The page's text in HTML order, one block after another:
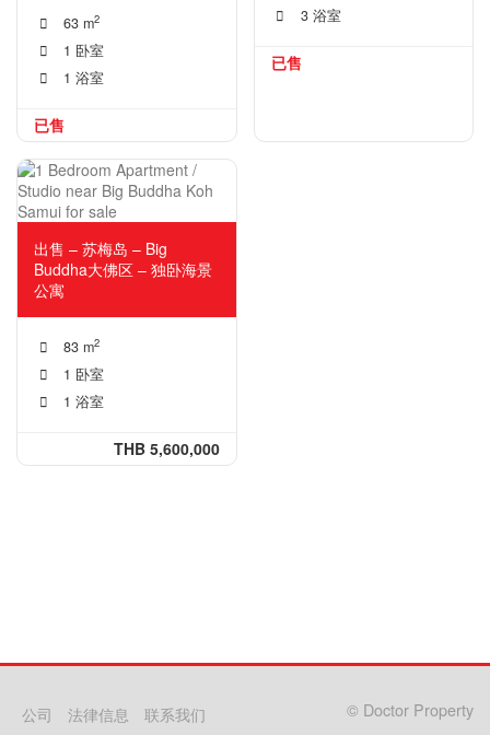
63 m2
1 卧室
1 浴室
已售
3 浴室
已售
出售 – 苏梅岛 – Big
Buddha大佛区 – 独卧海景
公寓
83 m2
1 卧室
1 浴室
THB 5,600,000
公司 法律信息
联系我们
© Doctor Property